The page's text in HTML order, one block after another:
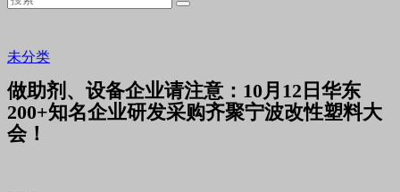
未分类
做助剂、设备企业请注意：10月12日华东
200+知名企业研发采购齐聚宁波改性塑料大
会！